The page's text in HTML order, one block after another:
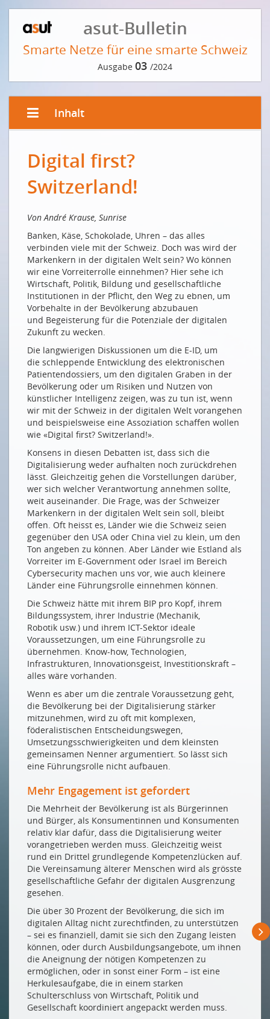
asut-Bulletin
Smarte Netze für eine smarte Schweiz
Ausgabe 03 /2024
Inhalt
Digital first? Switzerland!
Le numérique d'abord? La Suisse!
Läuft uns die Zeit davon?
INTERVIEW MIT FRITZ SUTTER
Von jeder Schweizer Bergspitze aus erreicht man die
Welt
De chaque sommet de montagne, on atteint le
monde
GUTE VORAUSSETZUNGEN
Innovation dank guter und sicherer
Kommunikationsnetze
Ein Lob der demokratischen Langsamkeit
Digitale Nachhaltigkeit ist kein Widerspruch
NEUE HERAUSFORDERUNGEN
Zur Digitalisierung befähigen
Die Zukunft von Cloud, AI und Sicherheit aus Sicht
Schweizer KMUs
SMARTE INNOVATION DANK SMARTEN NETZEN
Zu Besuch im Datenland Schweiz
Network security for growth & digital transformation
Netzwerksicherheit für Wachstum & digitale
Transformation
How (Gen)AI is Changing the Game
Gen(AI) als Gamechanger
NETZWERKE EINER ANDEREN ART
Mit dem globalen Süden zusammenspannen
NEUE MITGLIEDER
com-fident GmbH
smart byte GmbH
Swiss4net Holding AG
Drucken
Impressum
Digital first?
Switzerland!
Von André Krause, Sunrise
Banken, Käse, Schokolade, Uhren – das alles
verbinden viele mit der Schweiz. Doch was wird der
Markenkern in der digitalen Welt sein? Wo können
wir eine Vorreiterrolle einnehmen? Hier sehe ich
Wirtschaft, Politik, Bildung und gesellschaftliche
Institutionen in der Pflicht, den Weg zu ebnen, um
Vorbehalte in der Bevölkerung abzubauen
und Begeisterung für die Potenziale der digitalen
Zukunft zu wecken.
Die langwierigen Diskussionen um die E-ID, um
die schleppende Entwicklung des elektronischen
Patientendossiers, um den digitalen Graben in der
Bevölkerung oder um Risiken und Nutzen von
künstlicher Intelligenz zeigen, was zu tun ist, wenn
wir mit der Schweiz in der digitalen Welt vorangehen
und beispielsweise eine Assoziation schaffen wollen
wie «Digital first? Switzerland!».
Konsens in diesen Debatten ist, dass sich die
Digitalisierung weder aufhalten noch zurückdrehen
lässt. Gleichzeitig gehen die Vorstellungen darüber,
wer sich welcher Verantwortung annehmen sollte,
weit auseinander. Die Frage, was der Schweizer
Markenkern in der digitalen Welt sein soll, bleibt
offen. Oft heisst es, Länder wie die Schweiz seien
gegenüber den USA oder China viel zu klein, um den
Ton angeben zu können. Aber Länder wie Estland als
Vorreiter im E-Government oder Israel im Bereich
Cybersecurity machen uns vor, wie auch kleinere
Länder eine Führungsrolle einnehmen können.
Die Schweiz hätte mit ihrem BIP pro Kopf, ihrem
Bildungssystem, ihrer Industrie (Mechanik,
Robotik usw.) und ihrem ICT-Sektor ideale
Voraussetzungen, um eine Führungsrolle zu
übernehmen. Know-how, Technologien,
Infrastrukturen, Innovationsgeist, Investitionskraft –
alles wäre vorhanden.
Wenn es aber um die zentrale Voraussetzung geht,
die Bevölkerung bei der Digitalisierung stärker
mitzunehmen, wird zu oft mit komplexen,
föderalistischen Entscheidungswegen,
Umsetzungsschwierigkeiten und dem kleinsten
gemeinsamen Nenner argumentiert. So lässt sich
eine Führungsrolle nicht aufbauen.
Mehr Engagement ist gefordert
Die Mehrheit der Bevölkerung ist als Bürgerinnen
und Bürger, als Konsumentinnen und Konsumenten
relativ klar dafür, dass die Digitalisierung weiter
vorangetrieben werden muss. Gleichzeitig weist
rund ein Drittel grundlegende Kompetenzlücken auf.
Die Vereinsamung älterer Menschen wird als grösste
gesellschaftliche Gefahr der digitalen Ausgrenzung
gesehen.
Die über 30 Prozent der Bevölkerung, die sich im
digitalen Alltag nicht zurechtfinden, zu unterstützen
– sei es finanziell, damit sie sich den Zugang leisten
können, oder durch Ausbildungsangebote, um ihnen
die Aneignung der nötigen Kompetenzen zu
ermöglichen, oder in sonst einer Form – ist eine
Herkulesaufgabe, die in einem starken
Schulterschluss von Wirtschaft, Politik und
Gesellschaft koordiniert angepackt werden muss.